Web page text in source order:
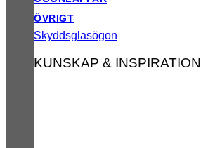
ÖVRIGT
Skyddsglasögon
KUNSKAP & INSPIRATION